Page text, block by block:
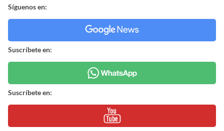
Síguenos en:
Suscríbete en:
Suscríbete en: